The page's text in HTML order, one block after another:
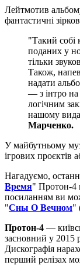
Лейтмотив
фантастичні
"Такий собі
поданих у
тільки
Також,
надати
— з інтро на
логічним
нашому
Марченко.
У майбутньому
ігрових проєктів
Нагадуємо,
Время" Протон-4
посиланням ви
"Сны О Вечном"
Протон-4 —
засновний у 2015
Дискографія
перший релізах